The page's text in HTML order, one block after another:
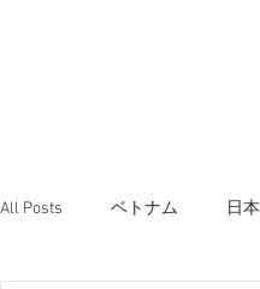
All Posts ベトナム 日本